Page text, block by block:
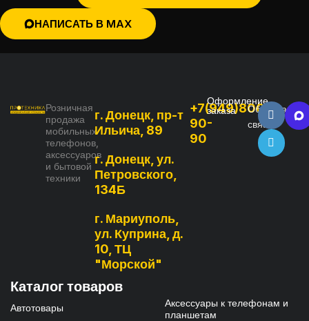
НАПИСАТЬ В MAX
Розничная
продажа
мобильных
телефонов,
аксессуаров
и бытовой
техники
г. Донецк, пр-т
Ильича, 89
г. Донецк, ул.
Петровского,
134Б
г. Мариуполь,
ул. Куприна, д.
10, ТЦ
"Морской"
+7(949)800-
90-
90
Оформление
заказа
Обратная
связь
Каталог товаров
Автотовары
Аксессуары к телефонам и
планшетам